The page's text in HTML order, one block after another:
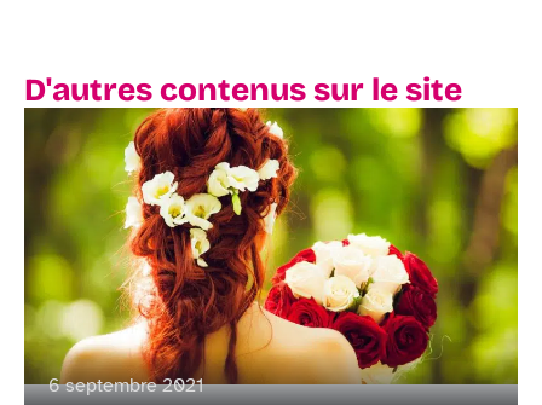
D'autres contenus sur le site
6 septembre 2021